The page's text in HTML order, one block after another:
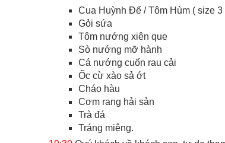
Cua Huỳnh Đế / Tôm Hùm ( size
Gỏi sứa
Tôm nướng xiên que
Sò nướng mỡ hành
Cá nướng cuốn rau cải
Ốc cừ xào sả ớt
Cháo hàu
Cơm rang hải sản
Trà đá
Tráng miệng.